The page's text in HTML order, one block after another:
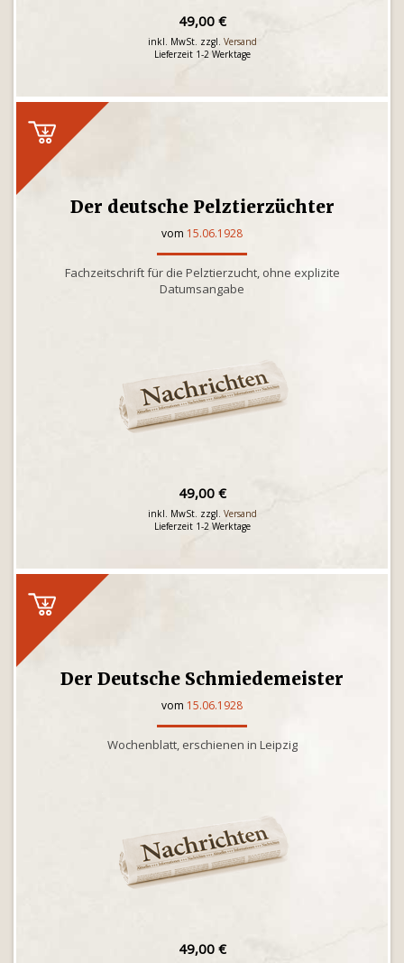
49,00 €
inkl. MwSt. zzgl. Versand
Lieferzeit 1-2 Werktage
Der deutsche Pelztierzüchter
vom 15.06.1928
Fachzeitschrift für die Pelztierzucht, ohne explizite
Datumsangabe
49,00 €
inkl. MwSt. zzgl. Versand
Lieferzeit 1-2 Werktage
Der Deutsche Schmiedemeister
vom 15.06.1928
Wochenblatt, erschienen in Leipzig
49,00 €